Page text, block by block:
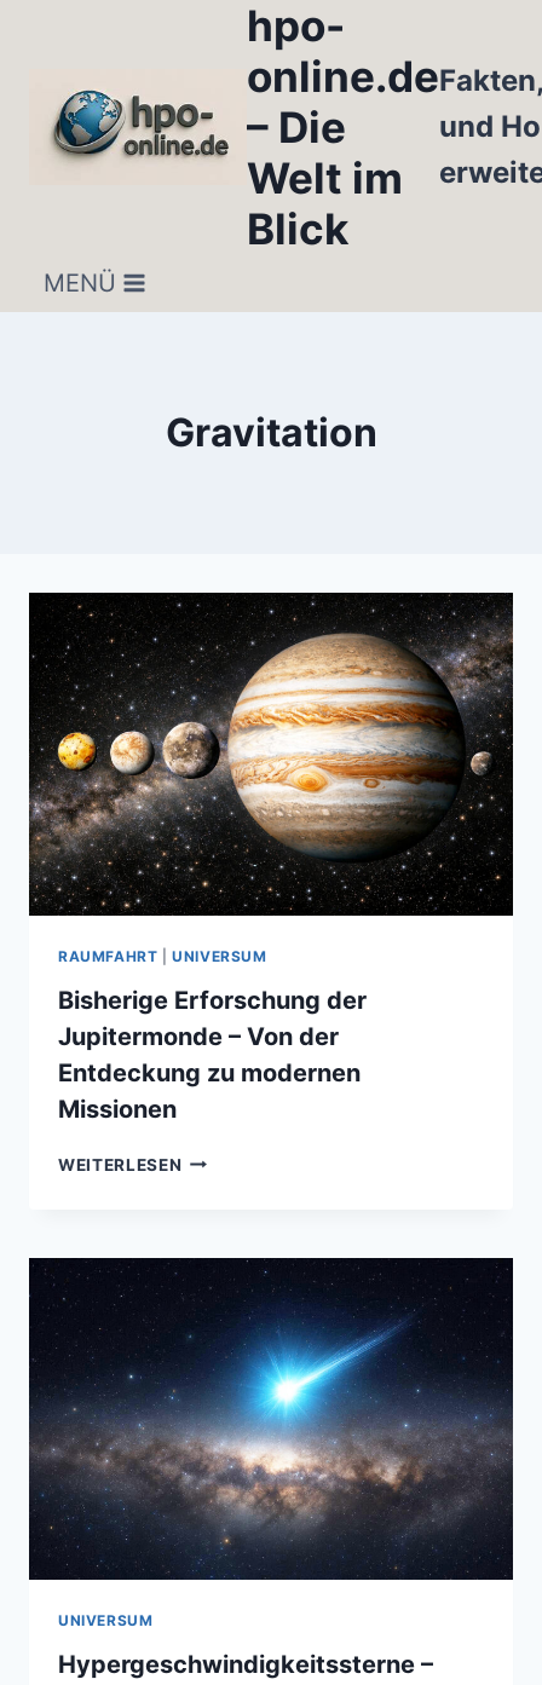
hpo-
online.de
– Die
Welt im
Blick
und
MENÜ
Gravitation
RAUMFAHRT |UNIVERSUM
Bisherige Erforschung der
Jupitermonde – Von der
Entdeckung zu modernen
Missionen
WEITERLESEN BISHERIGE
–
VON
DER
ENTDECKUNG
MODERNEN
MISSIONEN
UNIVERSUM
Hypergeschwindigkeitssterne –